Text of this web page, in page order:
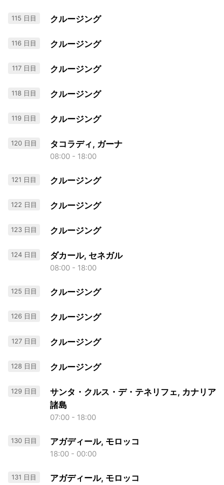
115 日目 クルージング
116 日目 クルージング
117 日目 クルージング
118 日目 クルージング
119 日目 クルージング
120 日目 タコラディ, ガーナ
08:00 - 18:00
121 日目 クルージング
122 日目 クルージング
123 日目 クルージング
124 日目 ダカール, セネガル
08:00 - 18:00
125 日目 クルージング
126 日目 クルージング
127 日目 クルージング
128 日目 クルージング
129 日目
サンタ・クルス・デ・テネリフェ, カナリア
諸島
07:00 - 18:00
130 日目 アガディール, モロッコ
18:00 - 00:00
131 日目 アガディール, モロッコ